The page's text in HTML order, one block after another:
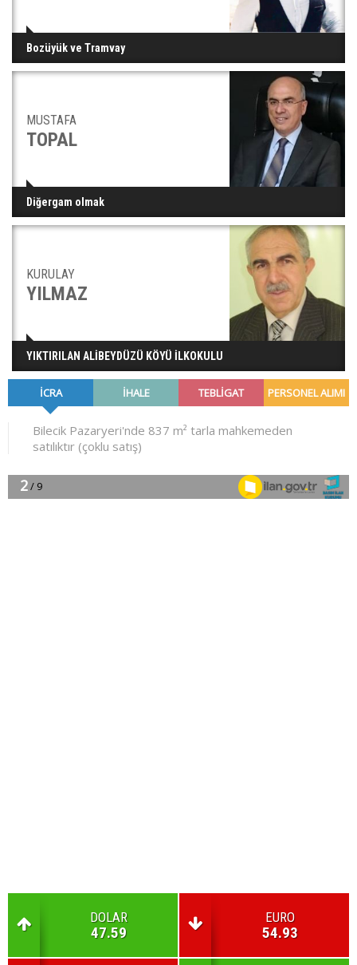
Bozüyük ve Tramvay
MUSTAFA
TOPAL
Diğergam olmak
KURULAY
YILMAZ
YIKTIRILAN ALİBEYDÜZÜ KÖYÜ İLKOKULU
DOLAR
47.59
EURO
54.93